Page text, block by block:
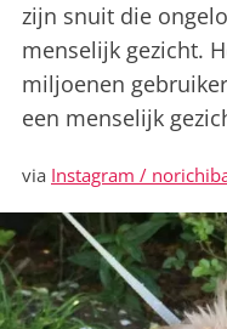
zijn snuit die
menselijk gezicht.
miljoenen
een menselijk
via Instagram /